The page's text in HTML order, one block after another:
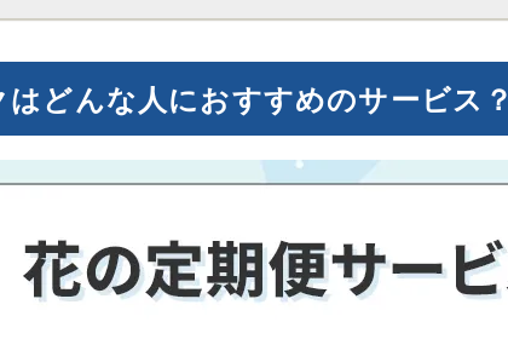
どんな人におすすめのサービス？